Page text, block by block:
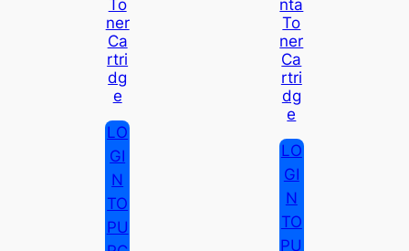
To
Ner
Ca
Rtri
Dg
E
LO
GI
N
TO
PU
Nta
To
Ner
Ca
Rtri
Dg
E
LO
GI
N
TO
PU